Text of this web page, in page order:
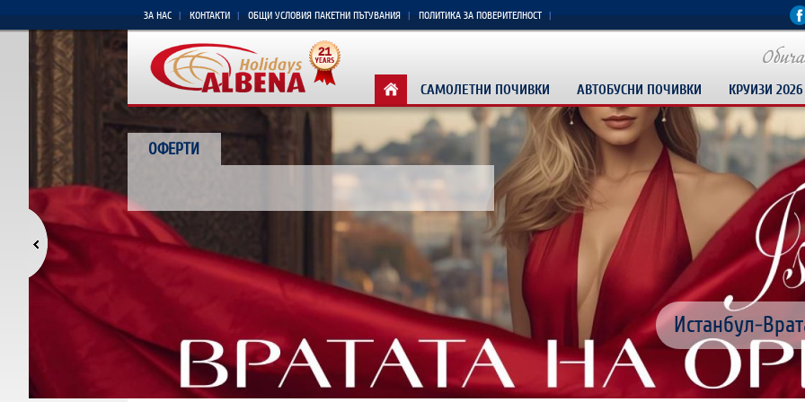
ЗА НАС КОНТАКТИ ОБЩИ УСЛОВИЯ ПАКЕТНИ ПЪТУВАНИЯ ПОЛИТИКА ЗА ПОВЕРИТЕЛНОСТ
САМОЛЕТНИ ПОЧИВКИ АВТОБУСНИ ПОЧИВКИ КРУИЗИ 2026
РАННИ
Изживей
Доминикана
Истанбул-
КРУИЗ 5
ПАКЕТНИ
ОФЕРТИ